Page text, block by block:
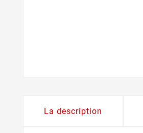
La description